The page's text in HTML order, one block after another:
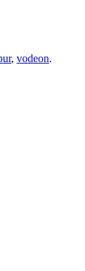
, vodeon.